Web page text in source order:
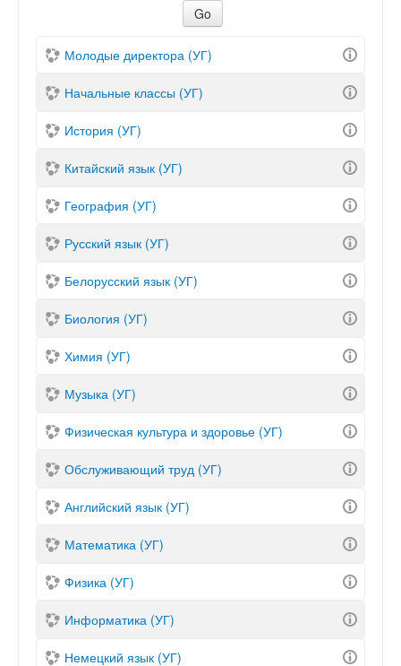
Молодые директора (УГ)
Начальные классы (УГ)
История (УГ)
Китайский язык (УГ)
География (УГ)
Русский язык (УГ)
Белорусский язык (УГ)
Биология (УГ)
Химия (УГ)
Музыка (УГ)
Физическая культура и здоровье (УГ)
Обслуживающий труд (УГ)
Английский язык (УГ)
Математика (УГ)
Физика (УГ)
Информатика (УГ)
Немецкий язык (УГ)